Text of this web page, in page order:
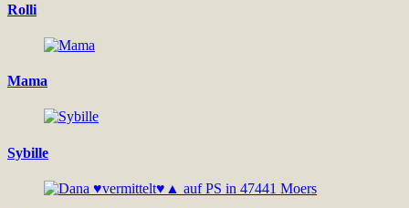
Rolli
Mama
Sybille